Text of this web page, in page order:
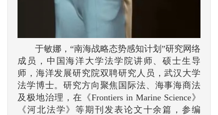
于敏娜，“南海战略态势感知计划”研究网络
成员，中国海洋大学法学院讲师、硕士生导
师，海洋发展研究院双聘研究人员，武汉大学
法学博士。研究方向聚焦国际法、海事海商法
及极地治理，在《Frontiers in Marine Science》
《河北法学》等期刊发表论文十余篇，参编